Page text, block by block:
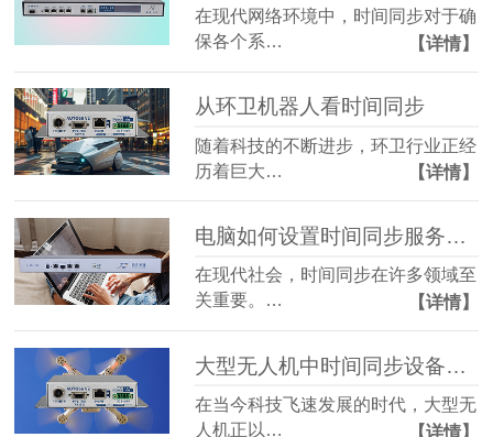
在现代网络环境中，时间同步对于确
保各个系…
【详情】
从环卫机器人看时间同步
随着科技的不断进步，环卫行业正经
历着巨大…
【详情】
电脑如何设置时间同步服务器？
在现代社会，时间同步在许多领域至
关重要。…
【详情】
大型无人机中时间同步设备的应用
在当今科技飞速发展的时代，大型无
人机正以…
【详情】